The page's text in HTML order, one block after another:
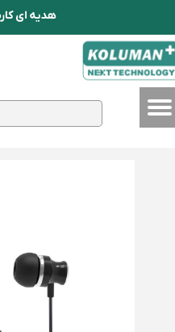
حساب کاربری من
تغییر گذر واژه
سفارشات